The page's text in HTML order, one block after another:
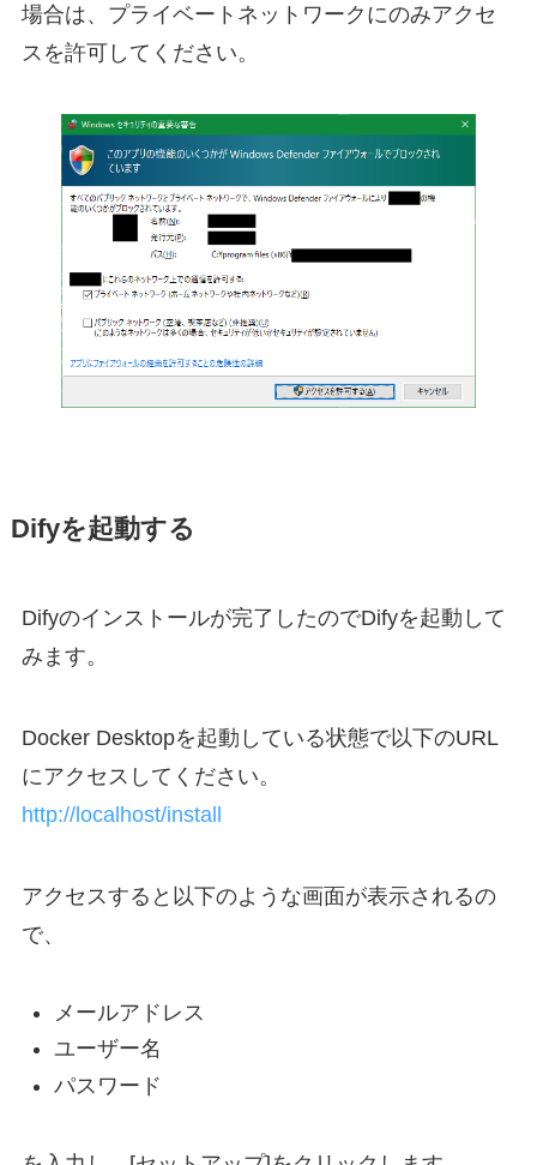
場合は、プライベートネットワークにのみアクセ
スを許可してください。
Difyを起動する
Difyのインストールが完了したのでDifyを起動して
みます。
Docker Desktopを起動している状態で以下のURL
にアクセスしてください。
http://localhost/install
アクセスすると以下のような画面が表示されるの
で、
メールアドレス
ユーザー名
パスワード